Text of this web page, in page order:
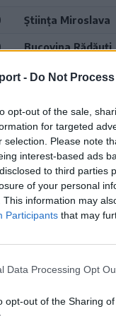
- Do Not
opt-out of the sale,
for targeted
selection. Please note
interest-based ads
to third parties
of your personal
This information may
Participants that may
Data Processing Opt
opt-out of the Sharing
Știința Miroslava
Bucovina Rădăuți
Cs
Humorului
FC